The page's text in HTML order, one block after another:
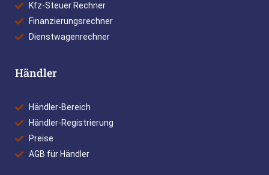
Kfz-Steuer Rechner
Finanzierungsrechner
Dienstwagenrechner
Händler
Händler-Bereich
Händler-Registrierung
Preise
AGB für Händler